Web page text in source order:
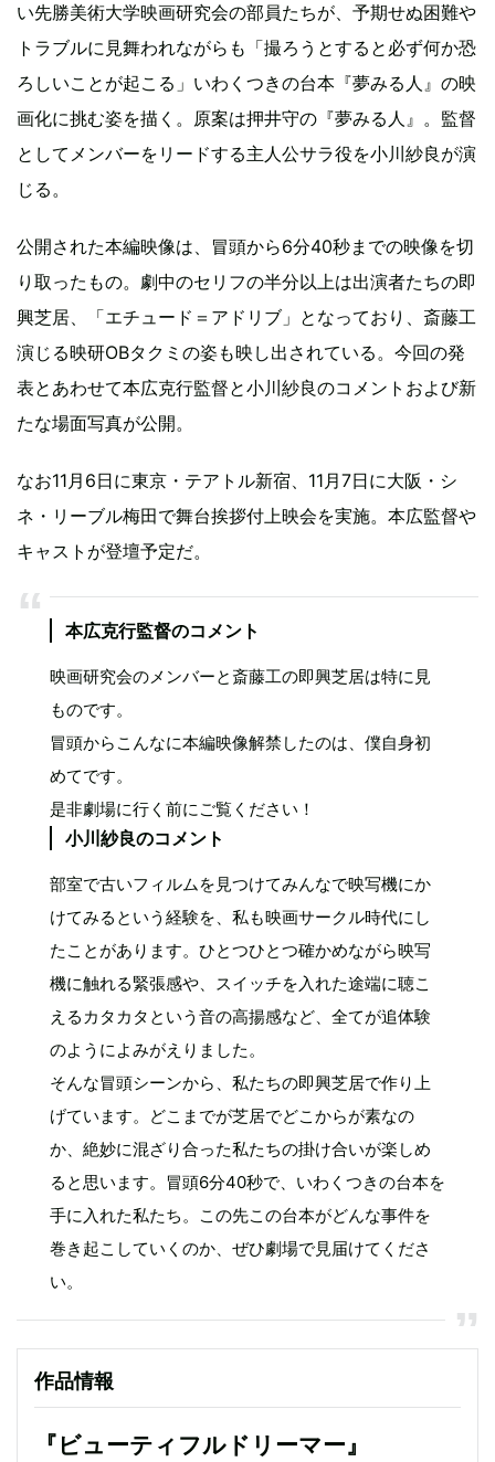
い先勝美術大学映画研究会の部員たちが、予期せぬ困難や
トラブルに見舞われながらも「撮ろうとすると必ず何か恐
ろしいことが起こる」いわくつきの台本『夢みる人』の映
画化に挑む姿を描く。原案は押井守の『夢みる人』。監督
としてメンバーをリードする主人公サラ役を小川紗良が演
じる。
公開された本編映像は、冒頭から6分40秒までの映像を切
り取ったもの。劇中のセリフの半分以上は出演者たちの即
興芝居、「エチュード＝アドリブ」となっており、斎藤工
演じる映研OBタクミの姿も映し出されている。今回の発
表とあわせて本広克行監督と小川紗良のコメントおよび新
たな場面写真が公開。
なお11月6日に東京・テアトル新宿、11月7日に大阪・シ
ネ・リーブル梅田で舞台挨拶付上映会を実施。本広監督や
キャストが登壇予定だ。
本広克行監督のコメント
映画研究会のメンバーと斎藤工の即興芝居は特に見
ものです。
冒頭からこんなに本編映像解禁したのは、僕自身初
めてです。
是非劇場に行く前にご覧ください！
小川紗良のコメント
部室で古いフィルムを見つけてみんなで映写機にか
けてみるという経験を、私も映画サークル時代にし
たことがあります。ひとつひとつ確かめながら映写
機に触れる緊張感や、スイッチを入れた途端に聴こ
えるカタカタという音の高揚感など、全てが追体験
のようによみがえりました。
そんな冒頭シーンから、私たちの即興芝居で作り上
げています。どこまでが芝居でどこからが素なの
か、絶妙に混ざり合った私たちの掛け合いが楽しめ
ると思います。冒頭6分40秒で、いわくつきの台本を
手に入れた私たち。この先この台本がどんな事件を
巻き起こしていくのか、ぜひ劇場で見届けてくださ
い。
作品情報
『ビューティフルドリーマー』